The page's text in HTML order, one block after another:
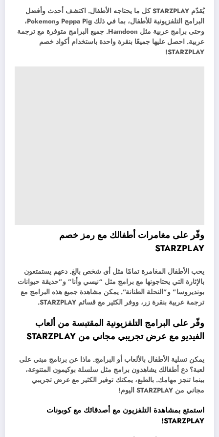
يُقدّم STARZPLAY كل ما يحتاجه الأطفال. اكتشف أحدث وأفضل
البرامج التلفزيونية للأطفال، بما في ذلك Peppa Pig وPokemon،
وحتى برامج عربية مثل Hamdoon. جميع البرامج متوفرة مع ترجمة
عربية. احصل عليها جميعًا بنقرة واحدة باستخدام أكواد خصم
STARZPLAY!
وفّر على مغامرات أطفالك مع رمز خصم
STARZPLAY
يحب الأطفال المغامرة تمامًا مثل أي شخص بالغ. دعهم يستمتعون
بالإثارة التي يحتاجونها مع برامج مثل “نيسي وأنا” و”حديقة حيوانات
بونديروسا” و”النحلة الطنانة”. يمكن مشاهدة جميع هذه البرامج مع
ترجمة عربية بنقرة زر، ووفر الكثير مع قسائم STARZPLAY.
وفّر على البرامج التلفزيونية المقتبسة من ألعاب
الفيديو مع عرض تجريبي مجاني من STARZPLAY
يمكن تسلية الأطفال بالألعاب أو البرامج. ماذا عن برنامج مبني على
لعبة؟ دع أطفالك يشاهدون برامج مثل سلسلة بوكيمون المتنوعة،
بينما تنجز مهامك. بالطبع، يمكنك توفير الكثير مع عرض تجريبي
مجاني من STARZPLAY اليوم!
استمتع بمشاهدة التلفزيون مع أصدقائك مع كوبونات
STARZPLAY!